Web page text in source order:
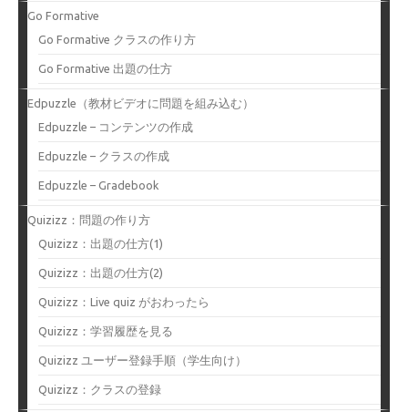
Go Formative
Go Formative クラスの作り方
Go Formative 出題の仕方
Edpuzzle（教材ビデオに問題を組み込む）
Edpuzzle – コンテンツの作成
Edpuzzle – クラスの作成
Edpuzzle – Gradebook
Quizizz：問題の作り方
Quizizz：出題の仕方(1)
Quizizz：出題の仕方(2)
Quizizz：Live quiz がおわったら
Quizizz：学習履歴を見る
Quizizz ユーザー登録手順（学生向け）
Quizizz：クラスの登録